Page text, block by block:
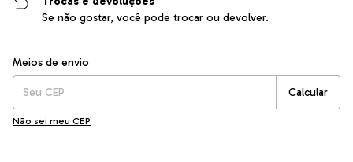
Se não gostar, você pode trocar ou devolver.
Entregas para o CEP:
Meios de envio
Calcular
Não sei meu CEP